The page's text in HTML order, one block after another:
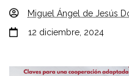
Miguel Ángel de Jesús
12 diciembre, 2024